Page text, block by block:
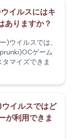
イルスにはキ
ありますか？
)ウイルスでは、
ゲーム
マイズできま
イルスではど
が利用できま